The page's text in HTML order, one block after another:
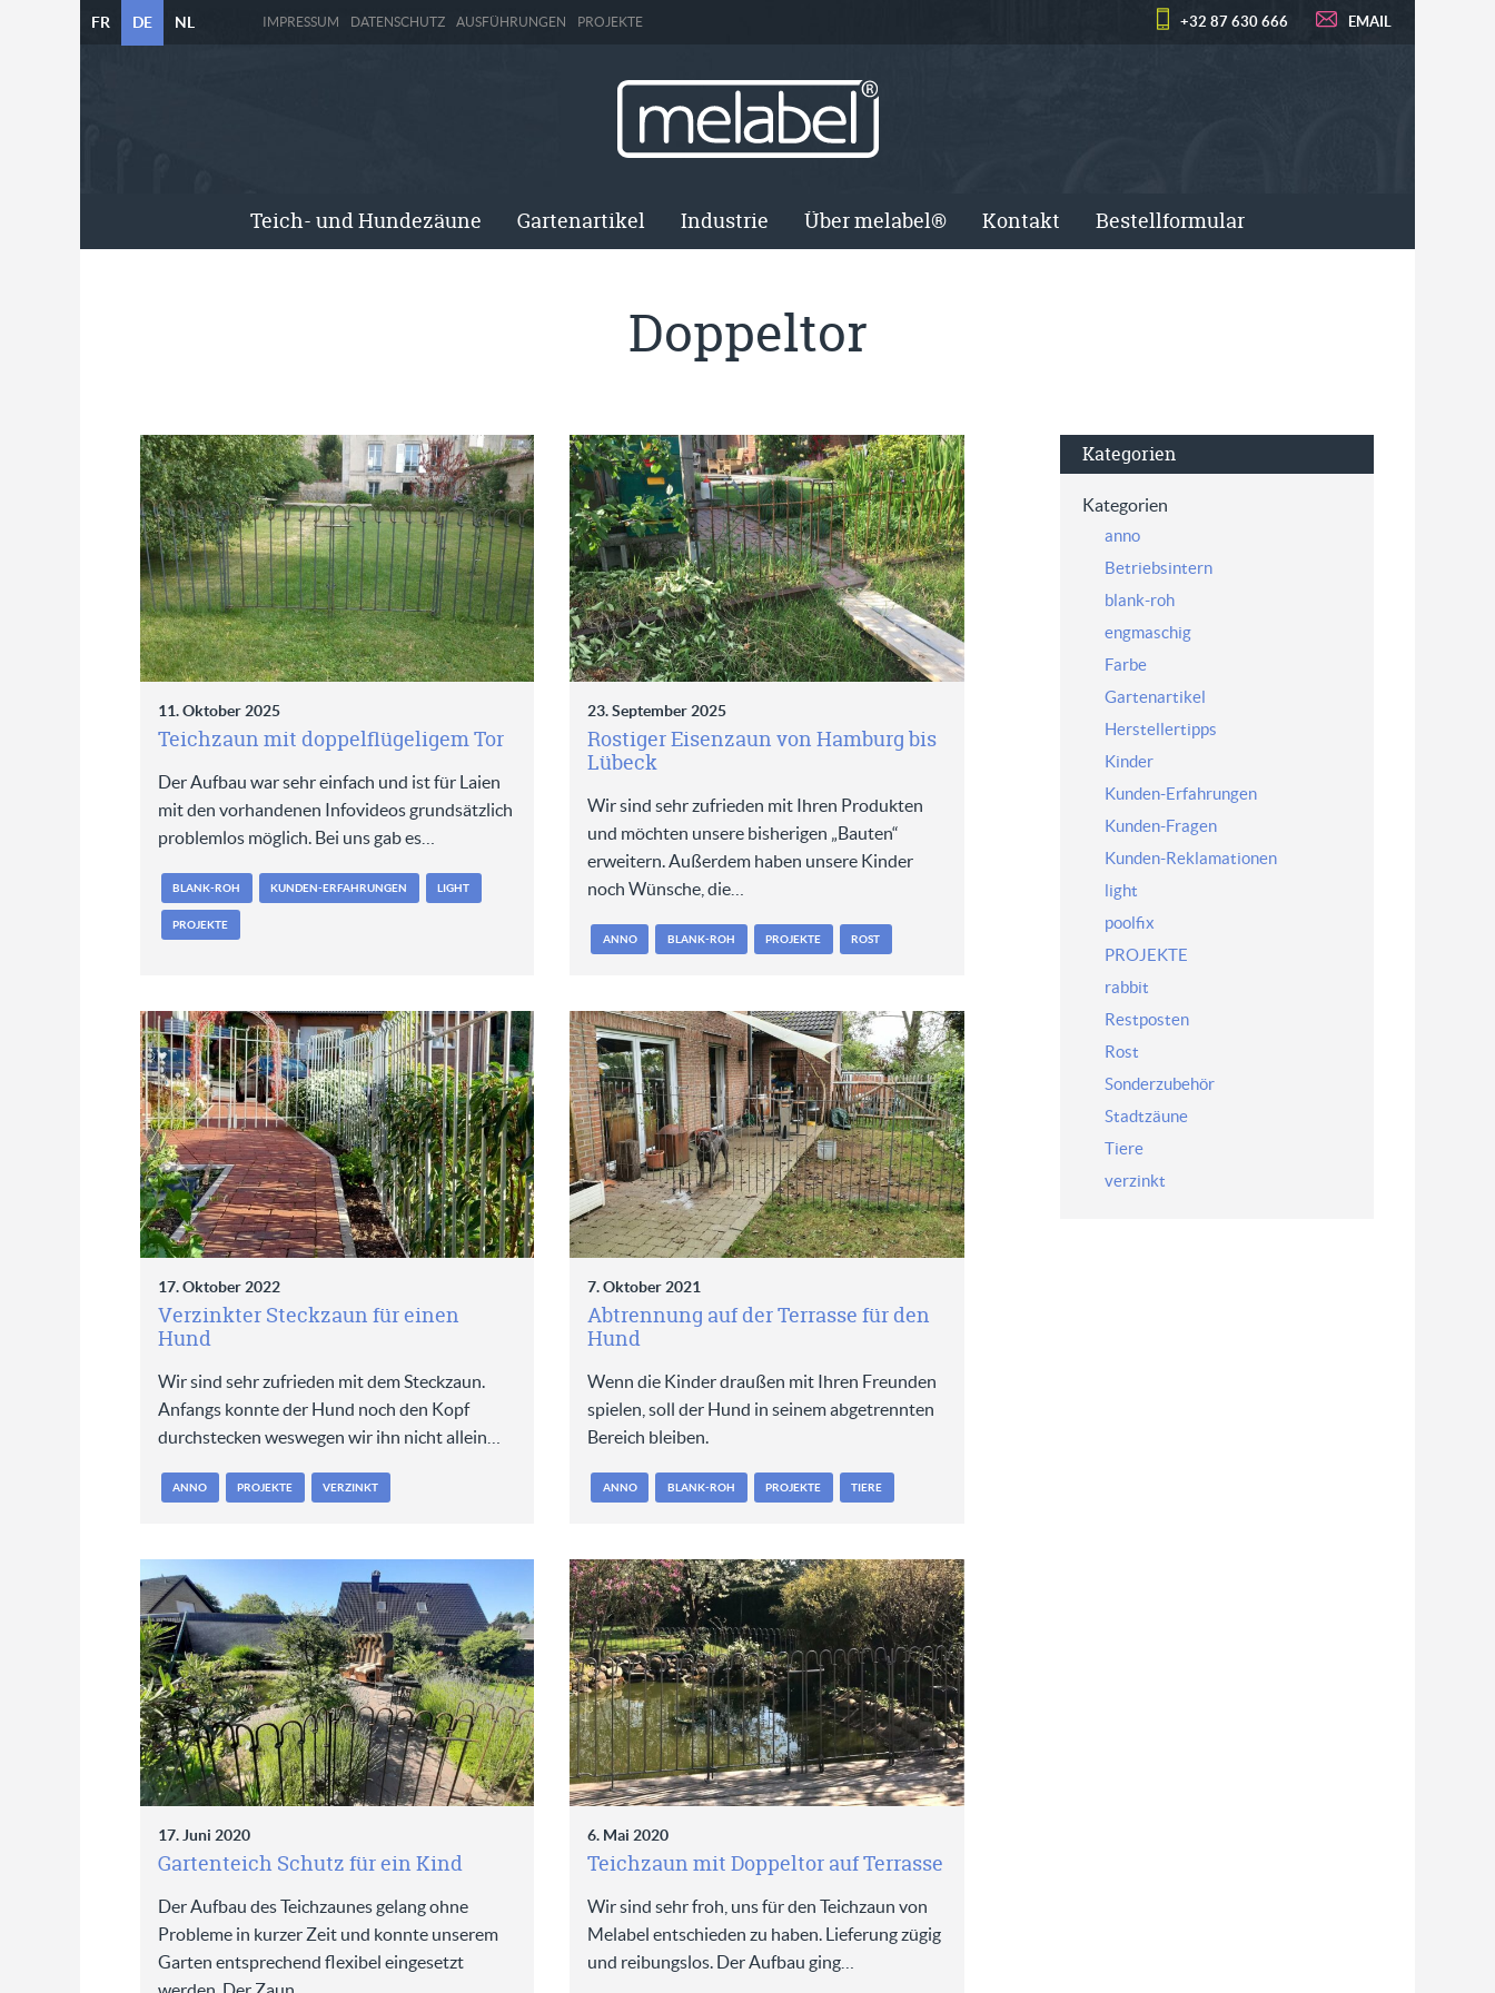
FR DE NL IMPRESSUM DATENSCHUTZ AUSFÜHRUNGEN PROJEKTE +32 87 630 666 EMAIL
Teich- und Hundezäune Gartenartikel Industrie Über melabel® Kontakt Bestellformular
Doppeltor
11. Oktober 2025
Teichzaun mit doppelflügeligem Tor
Der Aufbau war sehr einfach und ist für Laien
mit den vorhandenen Infovideos grundsätzlich
problemlos möglich. Bei uns gab es…
BLANK-ROH KUNDEN-ERFAHRUNGEN LIGHT
PROJEKTE
23. September 2025
Rostiger Eisenzaun von Hamburg bis
Lübeck
Wir sind sehr zufrieden mit Ihren Produkten
und möchten unsere bisherigen „Bauten“
erweitern. Außerdem haben unsere Kinder
noch Wünsche, die…
ANNO BLANK-ROH PROJEKTE ROST
17. Oktober 2022
Verzinkter Steckzaun für einen
Hund
Wir sind sehr zufrieden mit dem Steckzaun.
Anfangs konnte der Hund noch den Kopf
durchstecken weswegen wir ihn nicht allein…
ANNO PROJEKTE VERZINKT
7. Oktober 2021
Abtrennung auf der Terrasse für den
Hund
Wenn die Kinder draußen mit Ihren Freunden
spielen, soll der Hund in seinem abgetrennten
Bereich bleiben.
ANNO BLANK-ROH PROJEKTE TIERE
17. Juni 2020
Gartenteich Schutz für ein Kind
Der Aufbau des Teichzaunes gelang ohne
Probleme in kurzer Zeit und konnte unserem
Garten entsprechend flexibel eingesetzt
6. Mai 2020
Teichzaun mit Doppeltor auf Terrasse
Wir sind sehr froh, uns für den Teichzaun von
Melabel entschieden zu haben. Lieferung zügig
und reibungslos. Der Aufbau ging…
Kategorien
Kategorien
anno
Betriebsintern
blank-roh
engmaschig
Farbe
Gartenartikel
Herstellertipps
Kinder
Kunden-Erfahrungen
Kunden-Fragen
Kunden-Reklamationen
light
poolfix
PROJEKTE
rabbit
Restposten
Rost
Sonderzubehör
Stadtzäune
Tiere
verzinkt